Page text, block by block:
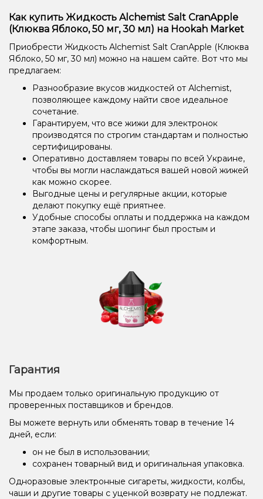
Как купить Жидкость Alchemist Salt CranApple
(Клюква Яблоко, 50 мг, 30 мл) на Hookah Market
Приобрести Жидкость Alchemist Salt CranApple (Клюква
Яблоко, 50 мг, 30 мл) можно на нашем сайте. Вот что мы
предлагаем:
Разнообразие вкусов жидкостей от Alchemist,
позволяющее каждому найти свое идеальное
сочетание.
Гарантируем, что все жижи для электронок
производятся по строгим стандартам и полностью
сертифицированы.
Оперативно доставляем товары по всей Украине,
чтобы вы могли наслаждаться вашей новой жижей
как можно скорее.
Выгодные цены и регулярные акции, которые
делают покупку ещё приятнее.
Удобные способы оплаты и поддержка на каждом
этапе заказа, чтобы шопинг был простым и
комфортным.
Гарантия
Мы продаем только оригинальную продукцию от
проверенных поставщиков и брендов.
Вы можете вернуть или обменять товар в течение 14
дней, если:
он не был в использовании;
сохранен товарный вид и оригинальная упаковка.
Одноразовые электронные сигареты, жидкости, колбы,
чаши и другие товары с уценкой возврату не подлежат.